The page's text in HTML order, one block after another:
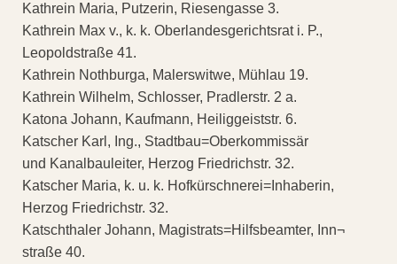
Kathrein Maria, Putzerin, Riesengasse 3.
Kathrein Max v., k. k. Oberlandesgerichtsrat i. P.,
Leopoldstraße 41.
Kathrein Nothburga, Malerswitwe, Mühlau 19.
Kathrein Wilhelm, Schlosser, Pradlerstr. 2 a.
Katona Johann, Kaufmann, Heiliggeiststr. 6.
Katscher Karl, Ing., Stadtbau=Oberkommissär
und Kanalbauleiter, Herzog Friedrichstr. 32.
Katscher Maria, k. u. k. Hofkürschnerei=Inhaberin,
Herzog Friedrichstr. 32.
Katschthaler Johann, Magistrats=Hilfsbeamter, Inn¬
straße 40.